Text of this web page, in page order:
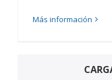
Más información